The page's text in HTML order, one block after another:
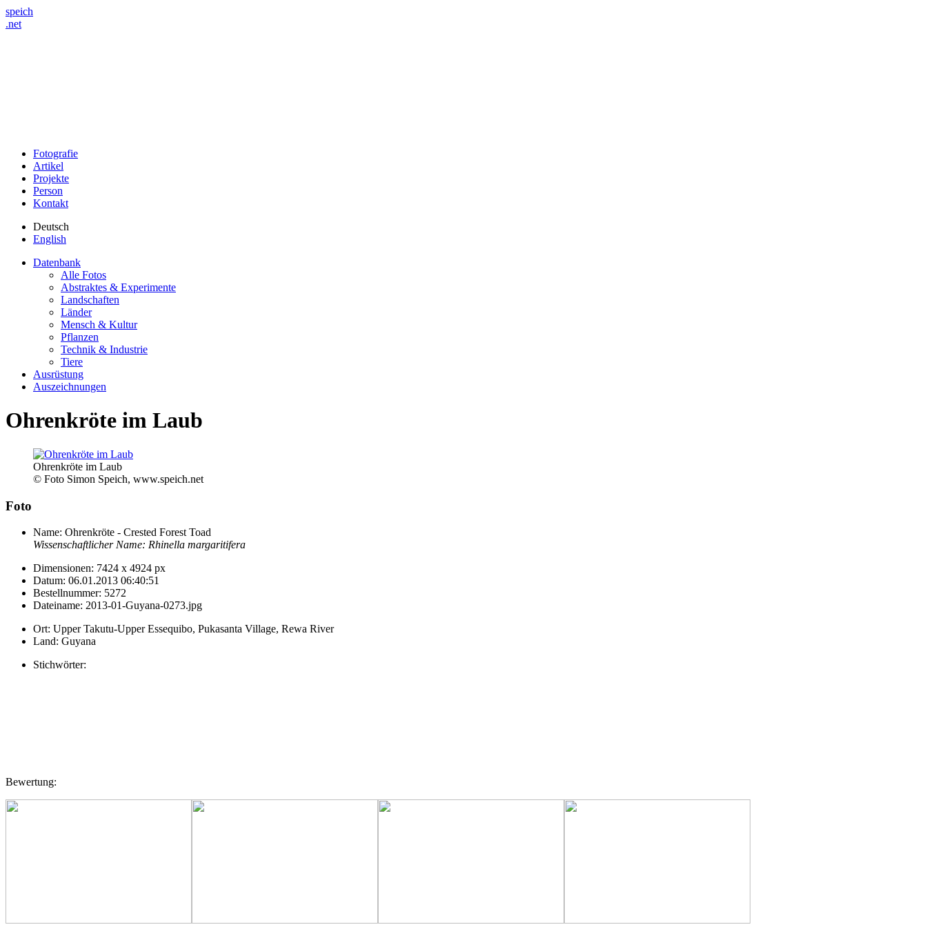
speich
.net
Fotografie
Artikel
Projekte
Person
Kontakt
Deutsch
English
Datenbank
Alle Fotos
Abstraktes & Experimente
Landschaften
Länder
Mensch & Kultur
Pflanzen
Technik & Industrie
Tiere
Ausrüstung
Auszeichnungen
Ohrenkröte im Laub
Ohrenkröte im Laub
© Foto Simon Speich, www.speich.net
Foto
Name: Ohrenkröte - Crested Forest Toad
Wissenschaftlicher Name: Rhinella margaritifera
Dimensionen: 7424 x 4924 px
Datum: 06.01.2013 06:40:51
Bestellnummer: 5272
Dateiname: 2013-01-Guyana-0273.jpg
Ort: Upper Takutu-Upper Essequibo, Pukasanta Village, Rewa River
Land: Guyana
Stichwörter:
Bewertung: